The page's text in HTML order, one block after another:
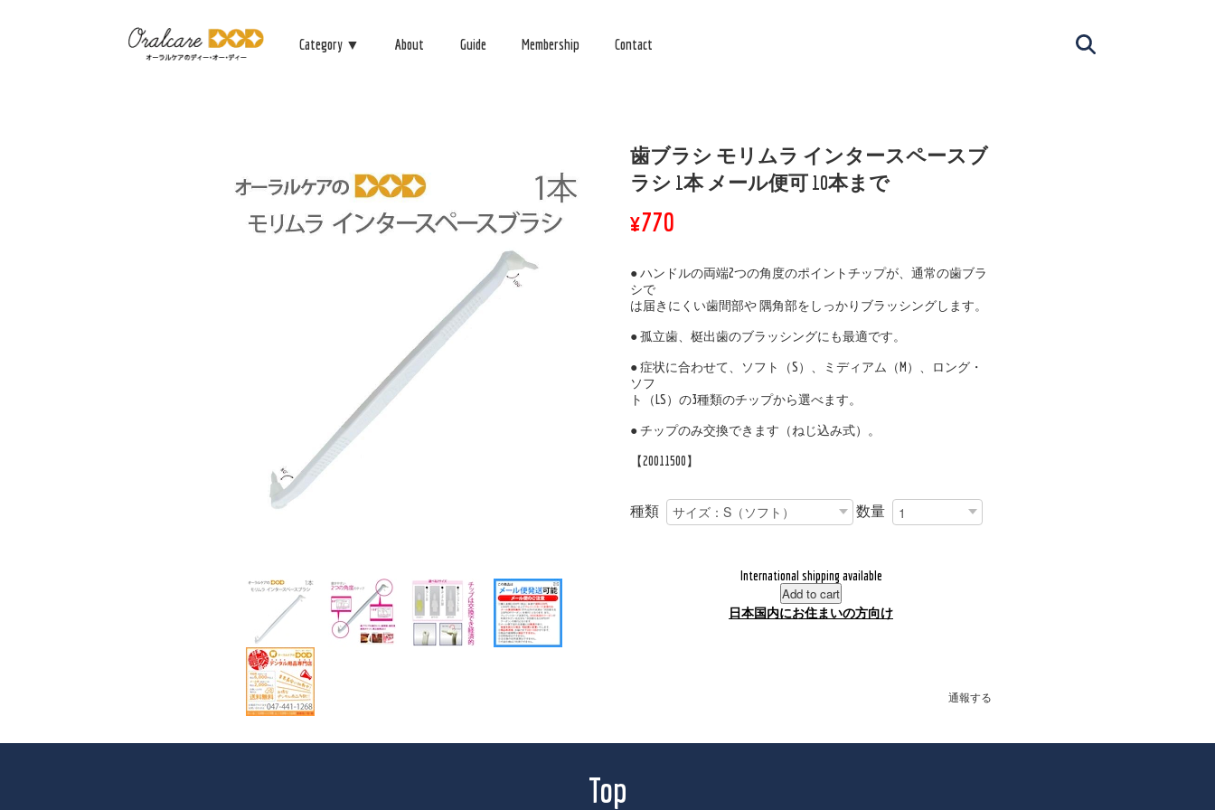
Category ▼ About Guide Membership Contact
歯ブラシ モリムラ インタースペースブ
ラシ 1本 メール便可 10本まで
¥770
● ハンドルの両端2つの角度のポイントチップが、通常の歯ブラ
シで
は届きにくい歯間部や 隅角部をしっかりブラッシングします。
● 孤立歯、梃出歯のブラッシングにも最適です。
● 症状に合わせて、ソフト（S）、ミディアム（M）、ロング・
ソフ
ト（LS）の3種類のチップから選べます。
● チップのみ交換できます（ねじ込み式）。
【20011500】
種類 数量
International shipping available
Add to cart
日本国内にお住まいの方向け
通報する
Top